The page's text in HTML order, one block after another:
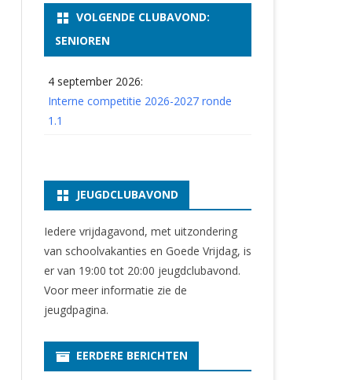
VOLGENDE CLUBAVOND:
SENIOREN
4 september 2026:
Interne competitie 2026-2027 ronde
1.1
JEUGDCLUBAVOND
Iedere vrijdagavond, met uitzondering
van schoolvakanties en Goede Vrijdag, is
er van 19:00 tot 20:00 jeugdclubavond.
Voor meer informatie zie de
jeugdpagina.
EERDERE BERICHTEN